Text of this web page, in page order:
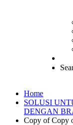
Home
SOLUSI
DENGAN
Copy of Copy